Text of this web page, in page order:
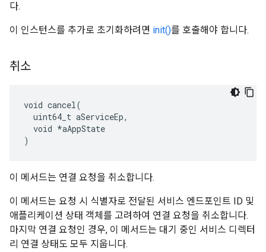
다.
이 인스턴스를 추가로 초기화하려면 init()를 호출해야 합니다.
취소
void cancel(
  uint64_t aServiceEp,
  void *aAppState
)
이 메서드는 연결 요청을 취소합니다.
이 메서드는 요청 시 식별자로 전달된 서비스 엔드포인트 ID 및
애플리케이션 상태 객체를 고려하여 연결 요청을 취소합니다.
마지막 연결 요청인 경우, 이 메서드는 대기 중인 서비스 디렉터
리 연결 상태도 모두 지웁니다.